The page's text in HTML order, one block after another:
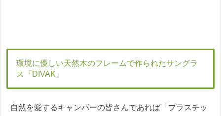
環境に優しい天然木のフレームで作られたサングラ
ス『DIVAK』
自然を愛するキャンパーの皆さんであれば「プラスチッ